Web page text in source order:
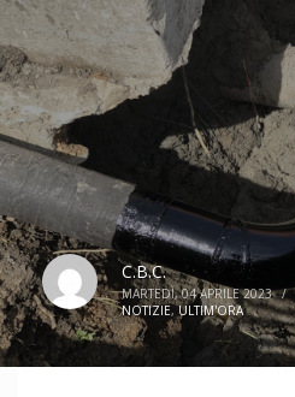
C.B.C.
MARTEDÌ, 04 APRILE 2023 /
NOTIZIE,ULTIM'ORA